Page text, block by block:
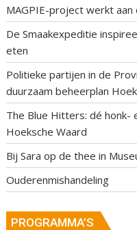
MAGPIE-project werkt
De Smaakexpeditie
eten
Politieke partijen in de
duurzaam beheerplan
The Blue Hitters: dé honk-
Hoeksche Waard
Bij Sara op de thee in
Ouderenmishandeling
PROGRAMMA’S